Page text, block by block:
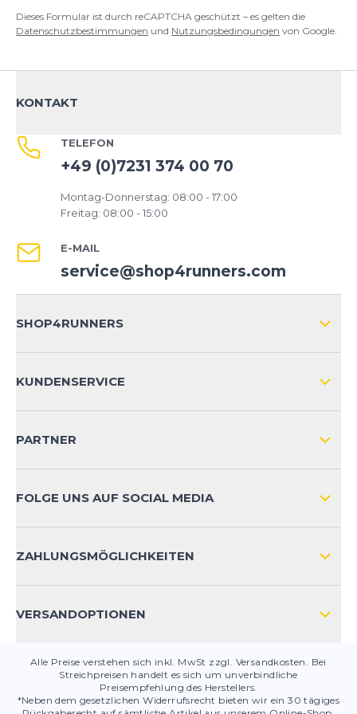
Dieses Formular ist durch reCAPTCHA geschützt – es gelten die
Datenschutzbestimmungen und Nutzungsbedingungen von Google.
KONTAKT
TELEFON
+49 (0)7231 374 00 70
Montag-Donnerstag: 08:00 - 17:00
Freitag: 08:00 - 15:00
E-MAIL
service@shop4runners.com
SHOP4RUNNERS
KUNDENSERVICE
KONTAKT
PRODUKTSICHERHEIT
PARTNER
FOLGE UNS AUF SOCIAL MEDIA
ZAHLUNGSMÖGLICHKEITEN
VERSANDOPTIONEN
Alle Preise verstehen sich inkl. MwSt zzgl. Versandkosten. Bei
Streichpreisen handelt es sich um unverbindliche
Preisempfehlung des Herstellers.
*Neben dem gesetzlichen Widerrufsrecht bieten wir ein 30 tägiges